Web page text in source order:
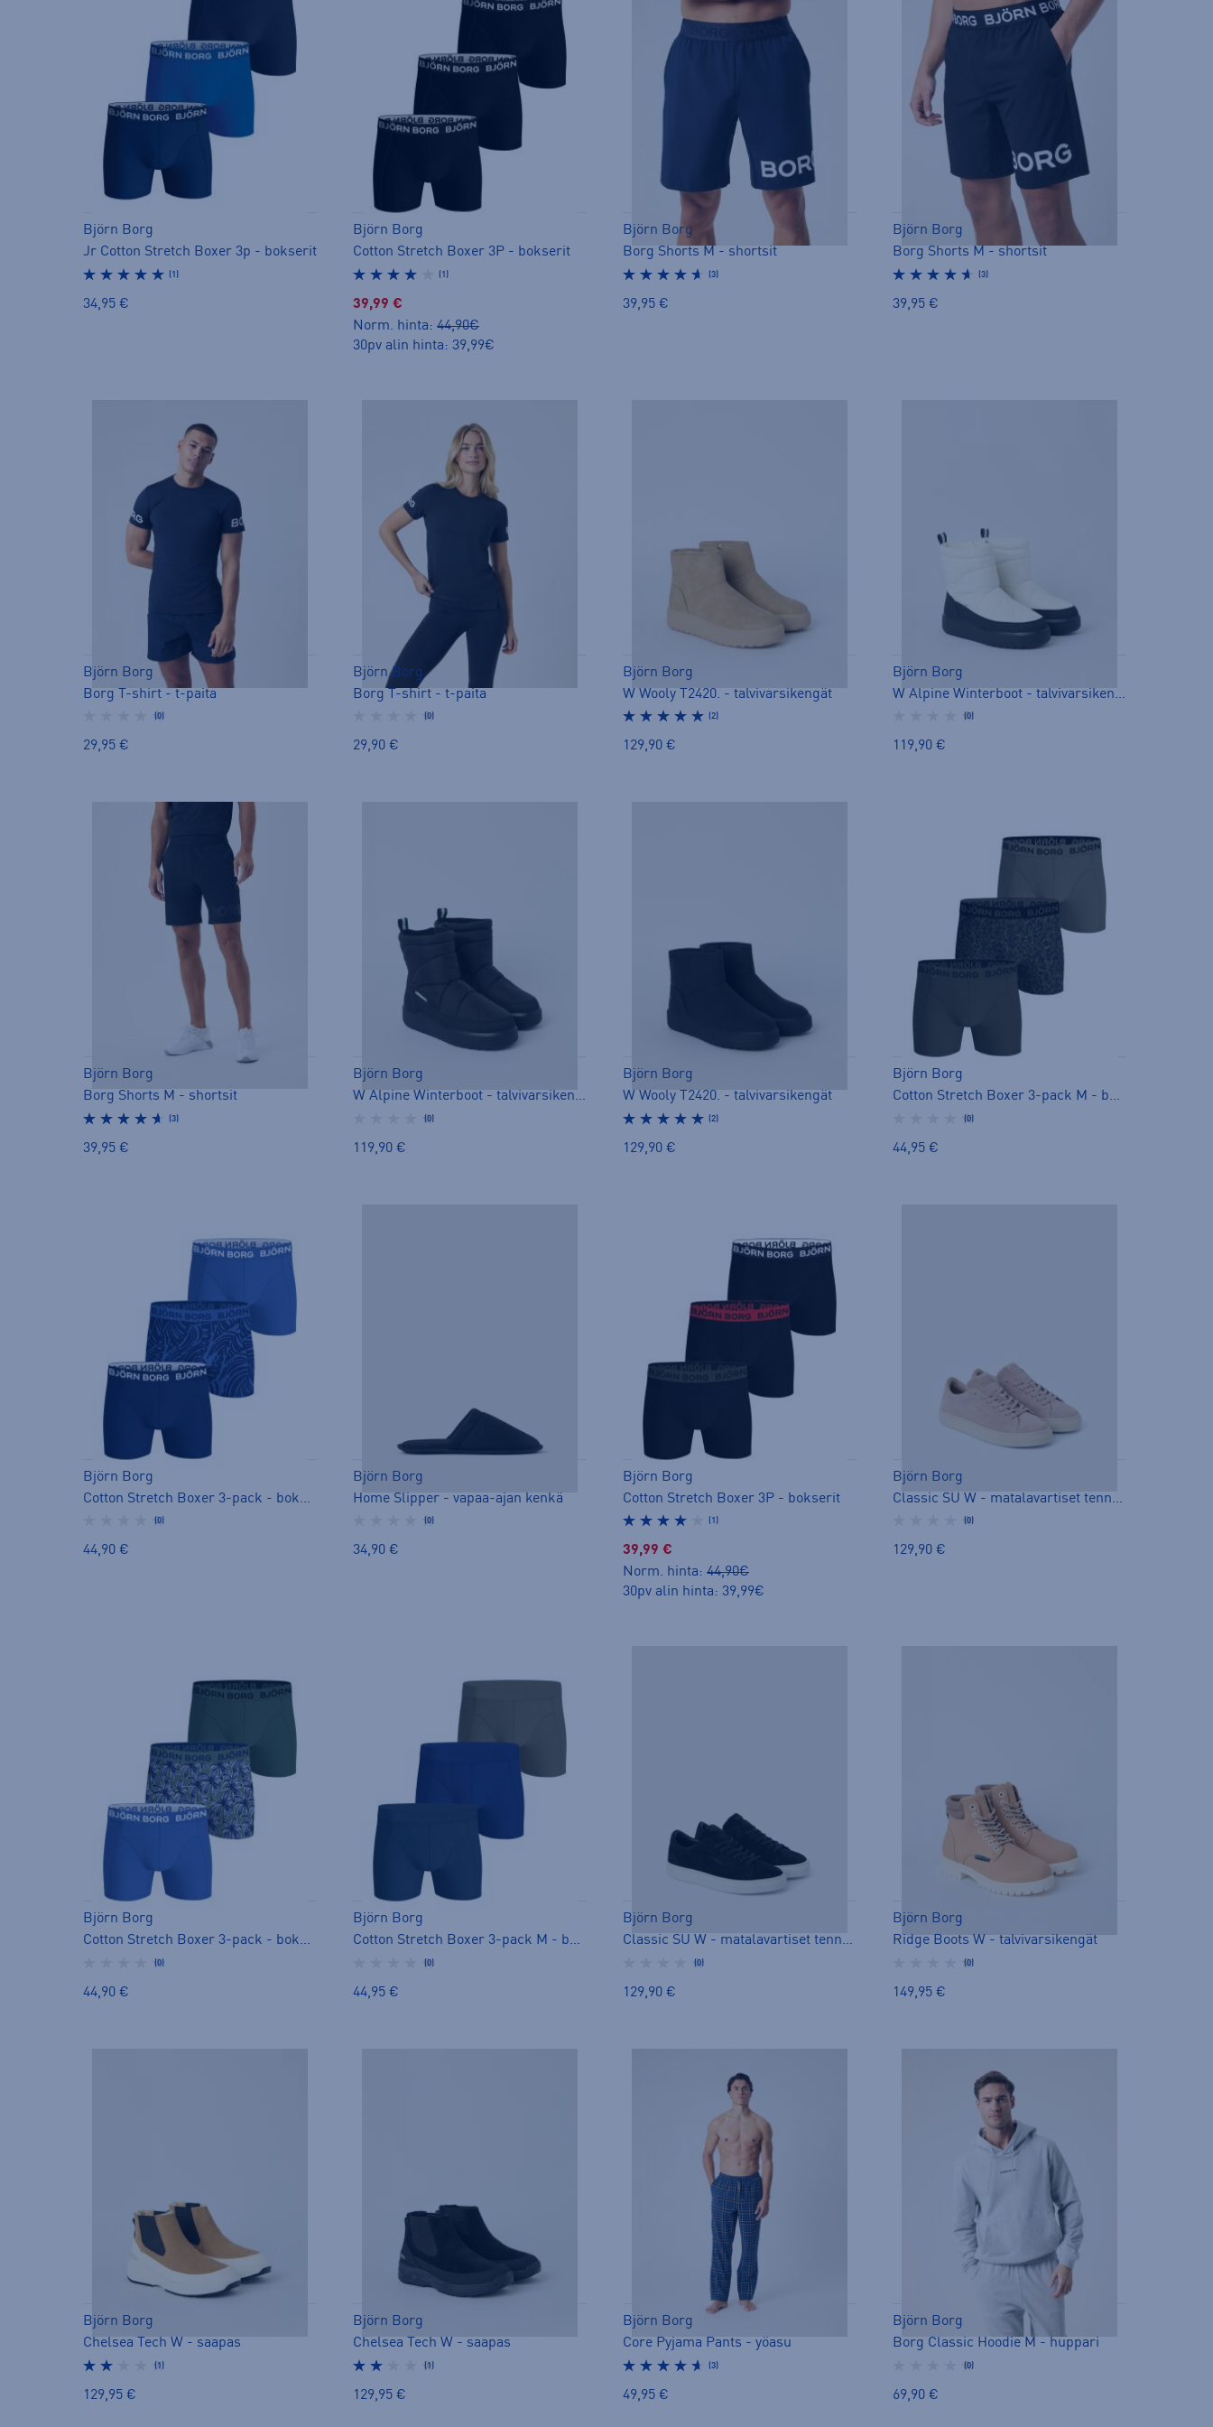
Björn Borg
Jr Cotton Stretch Boxer 3p - bokserit
(1)
34,95 €
Björn Borg
Cotton Stretch Boxer 3P - bokserit
(1)
39,99 €
Norm. hinta: 44,90€
30pv alin hinta: 39,99€
Björn Borg
Borg Shorts M - shortsit
(3)
39,95 €
Björn Borg
Borg Shorts M - shortsit
(3)
39,95 €
Björn Borg
Borg T-shirt - t-paita
(0)
29,95 €
Björn Borg
Borg T-shirt - t-paita
(0)
29,90 €
Björn Borg
W Wooly T2420. - talvivarsikengät
(2)
129,90 €
Björn Borg
W Alpine Winterboot - talvivarsikengät
(0)
119,90 €
Björn Borg
Borg Shorts M - shortsit
(3)
39,95 €
Björn Borg
W Alpine Winterboot - talvivarsikengät
(0)
119,90 €
Björn Borg
W Wooly T2420. - talvivarsikengät
(2)
129,90 €
Björn Borg
Cotton Stretch Boxer 3-pack M - bokserit
(0)
44,95 €
Björn Borg
Cotton Stretch Boxer 3-pack - bokserit
(0)
44,90 €
Björn Borg
Home Slipper - vapaa-ajan kenkä
(0)
34,90 €
Björn Borg
Cotton Stretch Boxer 3P - bokserit
(1)
39,99 €
Norm. hinta: 44,90€
30pv alin hinta: 39,99€
Björn Borg
Classic SU W - matalavartiset tennarit
(0)
129,90 €
Björn Borg
Cotton Stretch Boxer 3-pack - bokserit
(0)
44,90 €
Björn Borg
Cotton Stretch Boxer 3-pack M - bokserit
(0)
44,95 €
Björn Borg
Classic SU W - matalavartiset tennarit
(0)
129,90 €
Björn Borg
Ridge Boots W - talvivarsikengät
(0)
149,95 €
Björn Borg
Chelsea Tech W - saapas
(1)
129,95 €
Björn Borg
Chelsea Tech W - saapas
(1)
129,95 €
Björn Borg
Core Pyjama Pants - yöasu
(3)
49,95 €
Björn Borg
Borg Classic Hoodie M - huppari
(0)
69,90 €